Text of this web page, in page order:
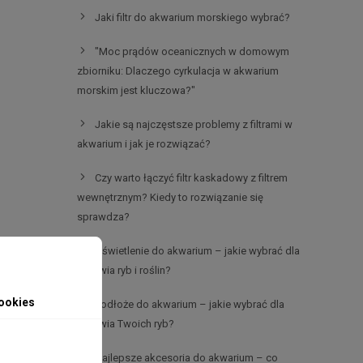
Jaki filtr do akwarium morskiego wybrać?
"Moc prądów oceanicznych w domowym
zbiorniku: Dlaczego cyrkulacja w akwarium
morskim jest kluczowa?"
Jakie są najczęstsze problemy z filtrami w
akwarium i jak je rozwiązać?
Czy warto łączyć filtr kaskadowy z filtrem
wewnętrznym? Kiedy to rozwiązanie się
sprawdza?
Oświetlenie do akwarium – jakie wybrać dla
zdrowia ryb i roślin?
Podłoże do akwarium – jakie wybrać dla
zdrowia Twoich ryb?
Najlepsze akcesoria do akwarium – co